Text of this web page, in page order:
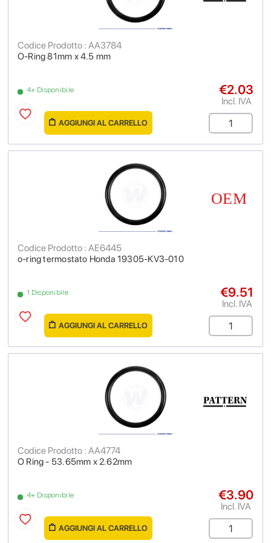
O-Ring 81mm x 4.5 mm
Codice Prodotto : AA3784
4+ Disponibile €2.03
Incl. IVA
AGGIUNGI AL CARRELLO
o-ring termostato Honda 19305-KV3-010
Codice Prodotto : AE6445
1 Disponibile €9.51
Incl. IVA
AGGIUNGI AL CARRELLO
O Ring - 53.65mm x 2.62mm
Codice Prodotto : AA4774
4+ Disponibile €3.90
Incl. IVA
AGGIUNGI AL CARRELLO